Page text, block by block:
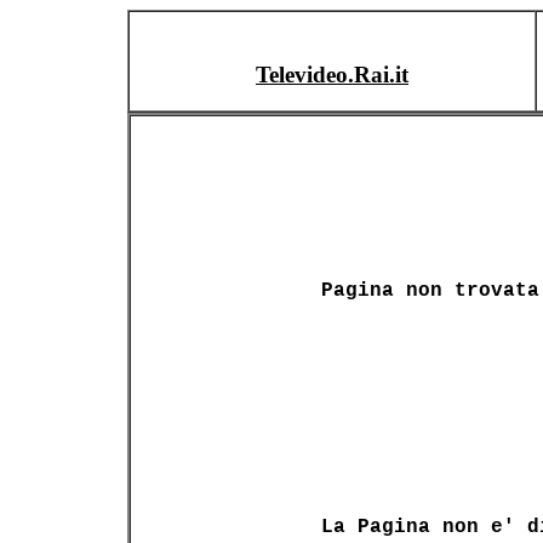
Televideo.Rai.it
Pagina non trovata
La Pagina non e'